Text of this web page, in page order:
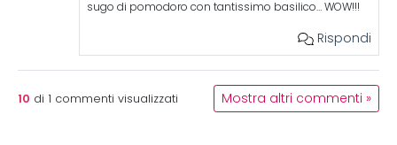
sugo di pomodoro con tantissimo basilico… WOW!!!
Rispondi
10 di 1 commenti visualizzati Mostra altri commenti »